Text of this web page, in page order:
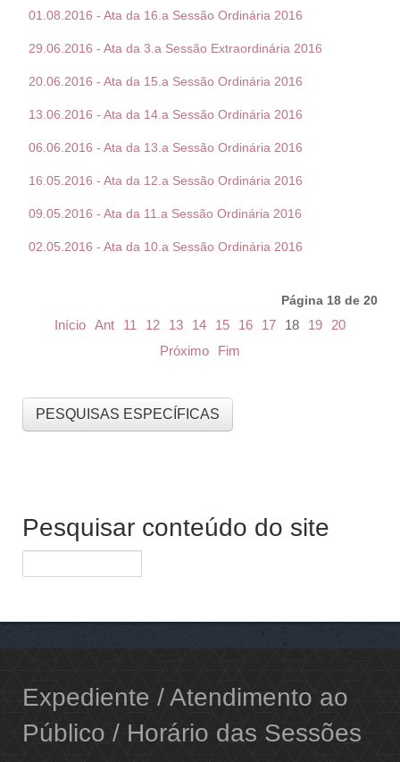
01.08.2016 - Ata da 16.a Sessão Ordinária 2016
29.06.2016 - Ata da 3.a Sessão Extraordinária 2016
20.06.2016 - Ata da 15.a Sessão Ordinária 2016
13.06.2016 - Ata da 14.a Sessão Ordinária 2016
06.06.2016 - Ata da 13.a Sessão Ordinária 2016
16.05.2016 - Ata da 12.a Sessão Ordinária 2016
09.05.2016 - Ata da 11.a Sessão Ordinária 2016
02.05.2016 - Ata da 10.a Sessão Ordinária 2016
Página 18 de 20
Início Ant 11 12 13 14 15 16 17 18 19
20
Próximo
Fim
PESQUISAS ESPECÍFICAS
Pesquisar conteúdo do site
Expediente / Atendimento ao
Público / Horário das Sessões